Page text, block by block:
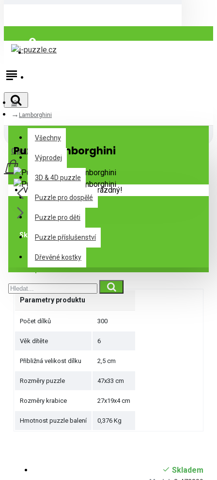
Přihlásit
Všechny
Všechny
Výprodej
3D & 4D puzzle
Puzzle pro dospělé
Puzzle pro děti
Puzzle příslušenství
Dřevěné kostky
0 položek - 0Kč
Váš nákupní košík je prázdný!
Lamborghini
Puzzle Lamborghini
Skladem
Specifikace
Parametry produktu
Počet dílků 300
Věk dítěte 6
Přibližná velikost dílku 2,5 cm
Rozměry puzzle 47x33 cm
Rozměry krabice 27x19x4 cm
Hmotnost puzzle balení 0,376 Kg
Skladem